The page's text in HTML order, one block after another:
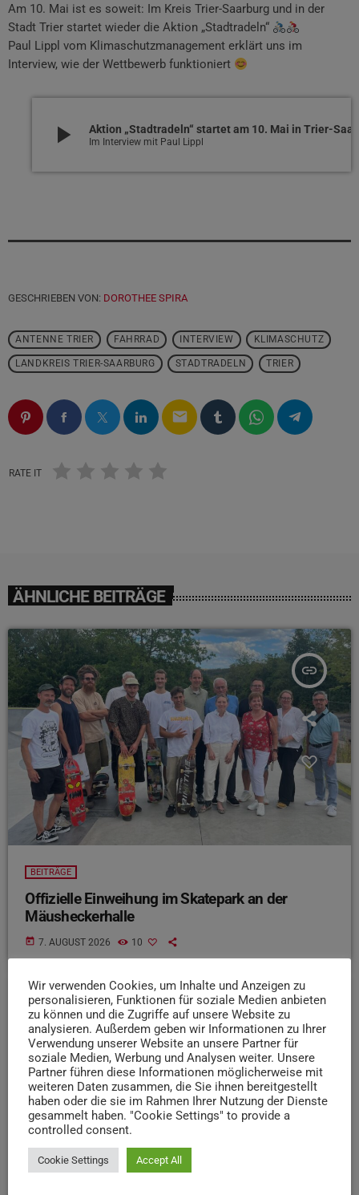
Am 10. Mai ist es soweit: Im Kreis Trier-Saarburg und in der
Stadt Trier startet wieder die Aktion „Stadtradeln“
Paul Lippl vom Klimaschutzmanagement erklärt uns im
Interview, wie der Wettbewerb funktioniert
play_arrow Im Interview mit Paul Lippl
GESCHRIEBEN VON: DOROTHEE SPIRA
ANTENNE TRIER FAHRRAD INTERVIEW KLIMASCHUTZ
LANDKREIS TRIER-SAARBURG STADTRADELN TRIER
email
RATE IT
ÄHNLICHE BEITRÄGE
insert_link
BEITRÄGE
Offizielle Einweihung im Skatepark an der
Mäusheckerhalle
today 7. AUGUST 2026 10
Wir verwenden Cookies, um Inhalte und Anzeigen zu
personalisieren, Funktionen für soziale Medien anbieten
zu können und die Zugriffe auf unsere Website zu
analysieren. Außerdem geben wir Informationen zu Ihrer
Verwendung unserer Website an unsere Partner für
soziale Medien, Werbung und Analysen weiter. Unsere
Partner führen diese Informationen möglicherweise mit
weiteren Daten zusammen, die Sie ihnen bereitgestellt
haben oder die sie im Rahmen Ihrer Nutzung der Dienste
gesammelt haben. "Cookie Settings" to provide a
controlled consent.
Cookie Settings Accept All